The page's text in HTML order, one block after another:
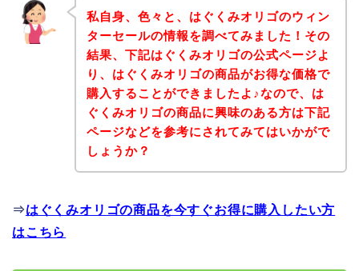
私自身、色々と、はぐくみオリゴのウィン
ターセールの情報を調べてみました！その
結果、下記はぐくみオリゴの公式ページよ
り、はぐくみオリゴの商品がお得な価格で
購入することができましたよ♪なので、は
ぐくみオリゴの商品に興味のある方は下記
ページなどを参考にされてみてはいかがで
しょうか？
⇒はぐくみオリゴの商品を今すぐお得に購入したい方
はこちら